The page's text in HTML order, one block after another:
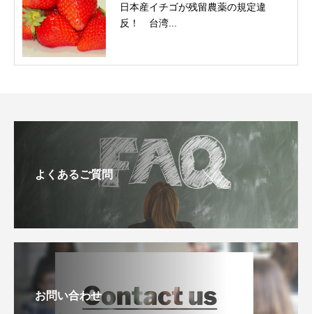
日本産イチゴが残留農薬の規定違
反！ 台湾...
よくあるご質問
お問い合わせ